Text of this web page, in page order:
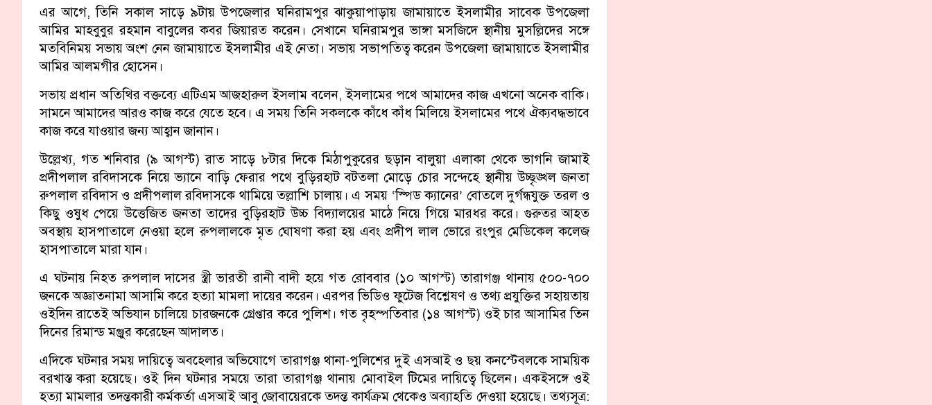
এর আগে, তিনি সকাল সাড়ে ৯টায় উপজেলার ঘনিরামপুর ঝাকুয়াপাড়ায় জামায়াতে ইসলামীর সাবেক উপজেলা
আমির মাহবুবুর রহমান বাবুলের কবর জিয়ারত করেন। সেখানে ঘনিরামপুর ভাঙ্গা মসজিদে স্থানীয় মুসল্লিদের সঙ্গে
মতবিনিময় সভায় অংশ নেন জামায়াতে ইসলামীর এই নেতা। সভায় সভাপতিত্ব করেন উপজেলা জামায়াতে ইসলামীর
আমির আলমগীর হোসেন।
সভায় প্রধান অতিথির বক্তব্যে এটিএম আজহারুল ইসলাম বলেন, ইসলামের পথে আমাদের কাজ এখনো অনেক বাকি।
সামনে আমাদের আরও কাজ করে যেতে হবে। এ সময় তিনি সকলকে কাঁধে কাঁধ মিলিয়ে ইসলামের পথে ঐক্যবদ্ধভাবে
কাজ করে যাওয়ার জন্য আহ্বান জানান।
উল্লেখ্য, গত শনিবার (৯ আগস্ট) রাত সাড়ে ৮টার দিকে মিঠাপুকুরের ছড়ান বালুয়া এলাকা থেকে ভাগনি জামাই
প্রদীপলাল রবিদাসকে নিয়ে ভ্যানে বাড়ি ফেরার পথে বুড়িরহাট বটতলা মোড়ে চোর সন্দেহে স্থানীয় উচ্ছৃঙ্খল জনতা
রুপলাল রবিদাস ও প্রদীপলাল রবিদাসকে থামিয়ে তল্লাশি চালায়। এ সময় ‘স্পিড ক্যানের’ বোতলে দুর্গন্ধযুক্ত তরল ও
কিছু ওষুধ পেয়ে উত্তেজিত জনতা তাদের বুড়িরহাট উচ্চ বিদ্যালয়ের মাঠে নিয়ে গিয়ে মারধর করে। গুরুতর আহত
অবস্থায় হাসপাতালে নেওয়া হলে রুপলালকে মৃত ঘোষণা করা হয় এবং প্রদীপ লাল ভোরে রংপুর মেডিকেল কলেজ
হাসপাতালে মারা যান।
এ ঘটনায় নিহত রুপলাল দাসের স্ত্রী ভারতী রানী বাদী হয়ে গত রোববার (১০ আগস্ট) তারাগঞ্জ থানায় ৫০০-৭০০
জনকে অজ্ঞাতনামা আসামি করে হত্যা মামলা দায়ের করেন। এরপর ভিডিও ফুটেজ বিশ্লেষণ ও তথ্য প্রযুক্তির সহায়তায়
ওইদিন রাতেই অভিযান চালিয়ে চারজনকে গ্রেপ্তার করে পুলিশ। গত বৃহস্পতিবার (১৪ আগস্ট) ওই চার আসামির তিন
দিনের রিমান্ড মঞ্জুর করেছেন আদালত।
এদিকে ঘটনার সময় দায়িত্বে অবহেলার অভিযোগে তারাগঞ্জ থানা-পুলিশের দুই এসআই ও ছয় কনস্টেবলকে সাময়িক
বরখাস্ত করা হয়েছে। ওই দিন ঘটনার সময়ে তারা তারাগঞ্জ থানায় মোবাইল টিমের দায়িত্বে ছিলেন। একইসঙ্গে ওই
হত্যা মামলার তদন্তকারী কর্মকর্তা এসআই আবু জোবায়েরকে তদন্ত কার্যক্রম থেকেও অব্যাহতি দেওয়া হয়েছে। তথ্যসূত্র: